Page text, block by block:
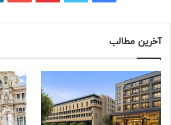
آخرین مطالب